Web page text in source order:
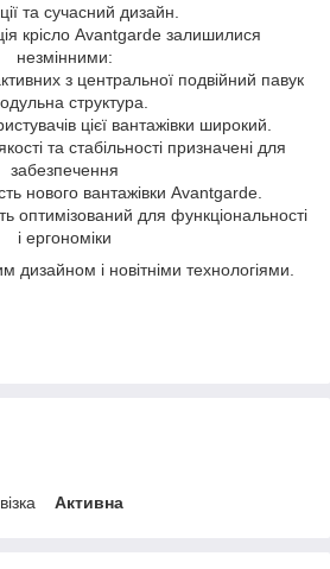
та сучасний дизайн.
крісло Avantgarde залишилися
незмінними:
з центральної подвійний павук
структура.
цієї вантажівки широкий.
та стабільності призначені для
забезпечення
нового вантажівки Avantgarde.
оптимізований для функціональності
і ергономіки
дизайном і новітніми технологіями.
Активна